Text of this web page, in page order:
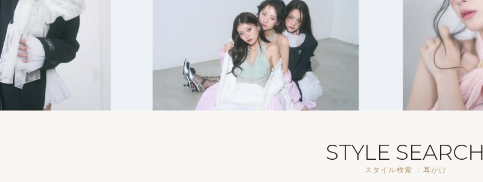
STYLE SEARCH
スタイル検索 ：耳かけ